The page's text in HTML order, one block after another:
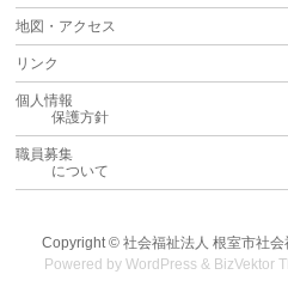
地図・アクセス
リンク
個人情報
保護方針
職員募集
について
Copyright ©社会福祉法人 根室市社
Powered byWordPress & BizVektor